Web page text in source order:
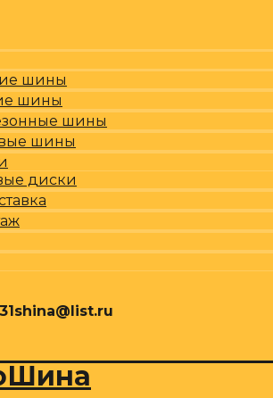
шины
шины
шины
шины
диски
31shina@list.ru